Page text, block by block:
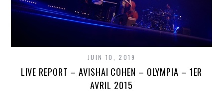
JUIN 10, 2019
LIVE REPORT – AVISHAI COHEN – OLYMPIA – 1ER
AVRIL 2015